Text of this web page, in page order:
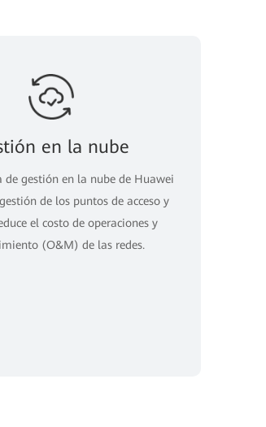
en la nube
de gestión en la nube de Huawei
de los puntos de acceso y
el costo de operaciones y
(O&M) de las redes.